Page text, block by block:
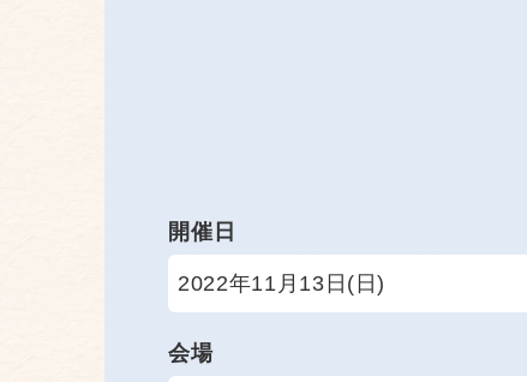
開催日
2022年11月13日(日)
会場